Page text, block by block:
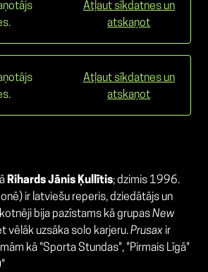
Atļaut sīkdatnes un
atskaņot
Atļaut sīkdatnes un
atskaņot
Rihards Jānis Ķullītis; dzimis 1996.
) ir latviešu reperis, dziedātājs un
bija pazīstams kā grupasNew
vēlāk uzsāka solo karjeru.Prusax ir
kā "Sporta Stundas", "Pirmais Līgā"